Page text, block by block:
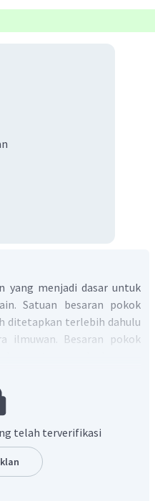
yang menjadi dasar untuk
Satuan besaran pokok
ditetapkan terlebih dahulu
ilmuwan. Besaran pokok
telah terverifikasi